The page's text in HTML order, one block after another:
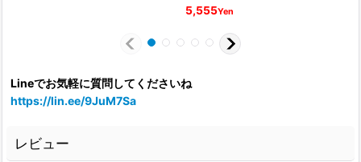
5,555Yen
Lineでお気軽に質問してくださいね
https://lin.ee/9JuM7Sa
レビュー